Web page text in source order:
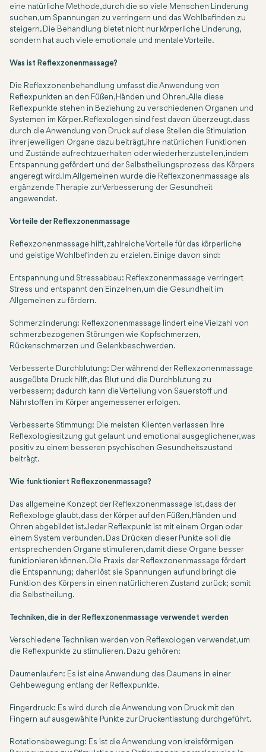
eine natürliche Methode, durch die so viele Menschen Linderung
suchen, um Spannungen zu verringern und das Wohlbefinden zu
steigern. Die Behandlung bietet nicht nur körperliche Linderung,
sondern hat auch viele emotionale und mentale Vorteile.
Was ist Reflexzonenmassage?
Die Reflexzonenbehandlung umfasst die Anwendung von
Reflexpunkten an den Füßen, Händen und Ohren. Alle diese
Reflexpunkte stehen in Beziehung zu verschiedenen Organen und
Systemen im Körper. Reflexologen sind fest davon überzeugt, dass
durch die Anwendung von Druck auf diese Stellen die Stimulation
ihrer jeweiligen Organe dazu beiträgt, ihre natürlichen Funktionen
und Zustände aufrechtzuerhalten oder wiederherzustellen, indem
Entspannung gefördert und der Selbstheilungsprozess des Körpers
angeregt wird. Im Allgemeinen wurde die Reflexzonenmassage als
ergänzende Therapie zur Verbesserung der Gesundheit
angewendet.
Vorteile der Reflexzonenmassage
Reflexzonenmassage hilft, zahlreiche Vorteile für das körperliche
und geistige Wohlbefinden zu erzielen. Einige davon sind:
Entspannung und Stressabbau: Reflexzonenmassage verringert
Stress und entspannt den Einzelnen, um die Gesundheit im
Allgemeinen zu fördern.
Schmerzlinderung: Reflexzonenmassage lindert eine Vielzahl von
schmerzbezogenen Störungen wie Kopfschmerzen,
Rückenschmerzen und Gelenkbeschwerden.
Verbesserte Durchblutung: Der während der Reflexzonenmassage
ausgeübte Druck hilft, das Blut und die Durchblutung zu
verbessern; dadurch kann die Verteilung von Sauerstoff und
Nährstoffen im Körper angemessener erfolgen.
Verbesserte Stimmung: Die meisten Klienten verlassen ihre
Reflexologiesitzung gut gelaunt und emotional ausgeglichener, was
positiv zu einem besseren psychischen Gesundheitszustand
beiträgt.
Wie funktioniert Reflexzonenmassage?
Das allgemeine Konzept der Reflexzonenmassage ist, dass der
Reflexologe glaubt, dass der Körper auf den Füßen, Händen und
Ohren abgebildet ist. Jeder Reflexpunkt ist mit einem Organ oder
einem System verbunden. Das Drücken dieser Punkte soll die
entsprechenden Organe stimulieren, damit diese Organe besser
funktionieren können. Die Praxis der Reflexzonenmassage fördert
die Entspannung; daher löst sie Spannungen auf und bringt die
Funktion des Körpers in einen natürlicheren Zustand zurück; somit
die Selbstheilung.
Techniken, die in der Reflexzonenmassage verwendet werden
Verschiedene Techniken werden von Reflexologen verwendet, um
die Reflexpunkte zu stimulieren. Dazu gehören:
Daumenlaufen: Es ist eine Anwendung des Daumens in einer
Gehbewegung entlang der Reflexpunkte.
Fingerdruck: Es wird durch die Anwendung von Druck mit den
Fingern auf ausgewählte Punkte zur Druckentlastung durchgeführt.
Rotationsbewegung: Es ist die Anwendung von kreisförmigen